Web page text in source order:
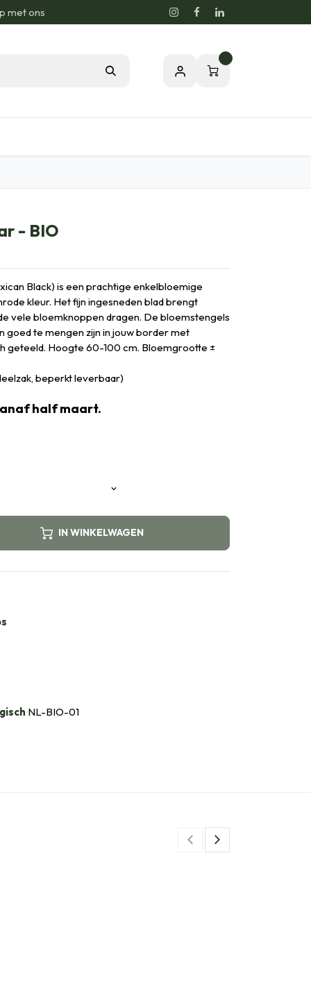
met ons
- BIO
Black) is een prachtige enkelbloemige
kleur. Het fijn ingesneden blad brengt
vele bloemknoppen dragen. De bloemstengels
goed te mengen zijn in jouw border met
geteeld. Hoogte 60-100 cm. Bloemgrootte ±
beperkt leverbaar)
half maart.
IN WINKELWAGEN
NL-BIO-01